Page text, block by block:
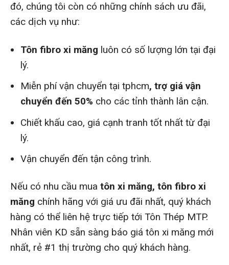
đó, chúng tôi còn có những chính sách ưu đãi,
các dịch vụ như:
Tôn fibro xi măng luôn có số lượng lớn tại đại
lý.
Miễn phí vận chuyển tại tphcm, trợ giá vận
chuyển đến 50% cho các tỉnh thành lân cận.
Chiết khấu cao, giá cạnh tranh tốt nhất từ đại
lý.
Vận chuyển đến tận công trình.
Nếu có nhu cầu mua tôn xi măng, tôn fibro xi
măng chính hãng với giá ưu đãi nhất, quý khách
hàng có thể liên hệ trực tiếp tới Tôn Thép MTP.
Nhân viên KD sẵn sàng báo giá tôn xi măng mới
nhất, rẻ #1 thị trường cho quý khách hàng.